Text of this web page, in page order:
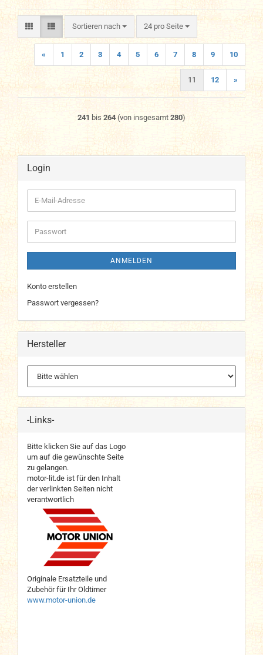
Sortieren nach
Sortieren nach 24 pro Seite
pro Seite
« 1 2 3 4 5 6 7 8 9 10
11 12 »
241 bis 264(von insgesamt 280)
Login
E-
Mail-
Adresse
Passwort
ANMELDEN
Konto erstellen
Passwort vergessen?
Hersteller
-Links-
Bitte klicken Sie auf das Logo
um auf die gewünschte Seite
zu gelangen.
motor-lit.de ist für den Inhalt
der verlinkten Seiten nicht
verantwortlich
Originale Ersatzteile und
Zubehör für Ihr Oldtimer
www.motor-union.de